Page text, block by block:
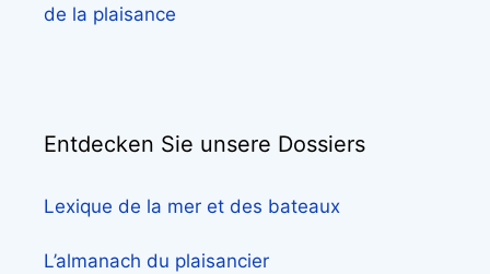
de la plaisance
Entdecken Sie unsere Dossiers
Lexique de la mer et des bateaux
L’almanach du plaisancier